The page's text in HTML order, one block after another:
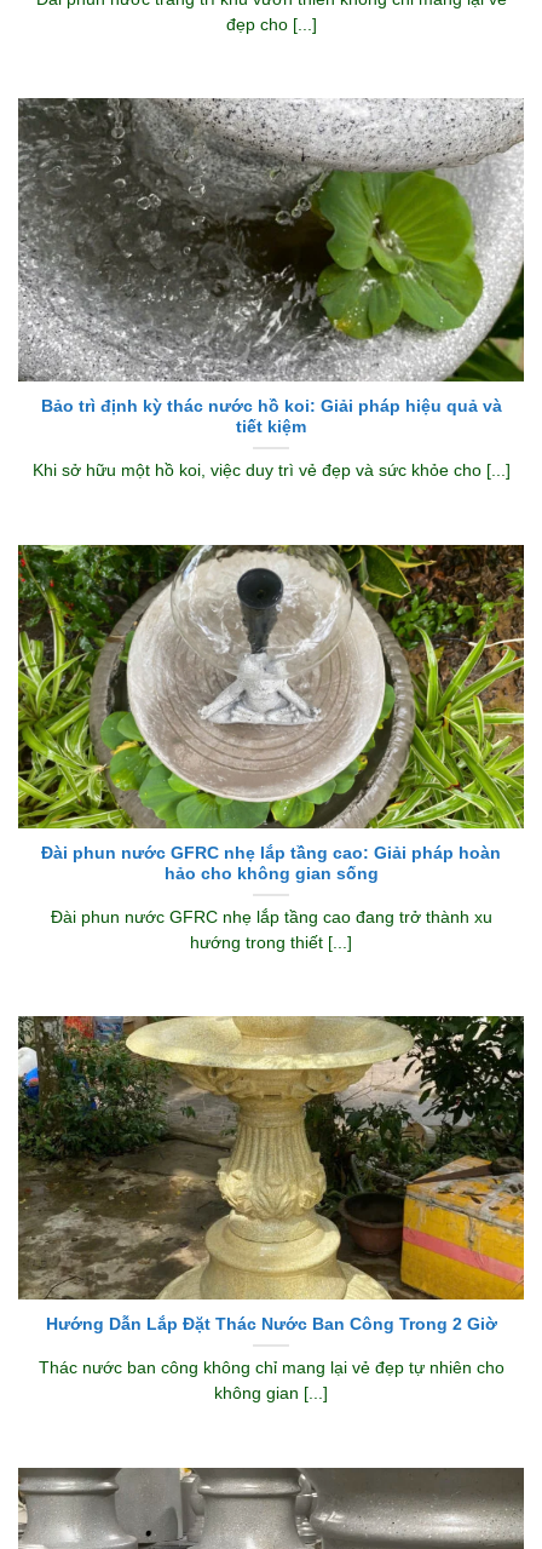
đẹp cho [...]
Bảo trì định kỳ thác nước hồ koi: Giải pháp hiệu quả và
tiết kiệm
Khi sở hữu một hồ koi, việc duy trì vẻ đẹp và sức khỏe cho [...]
Đài phun nước GFRC nhẹ lắp tầng cao: Giải pháp hoàn
hảo cho không gian sống
Đài phun nước GFRC nhẹ lắp tầng cao đang trở thành xu
hướng trong thiết [...]
Hướng Dẫn Lắp Đặt Thác Nước Ban Công Trong 2 Giờ
Thác nước ban công không chỉ mang lại vẻ đẹp tự nhiên cho
không gian [...]